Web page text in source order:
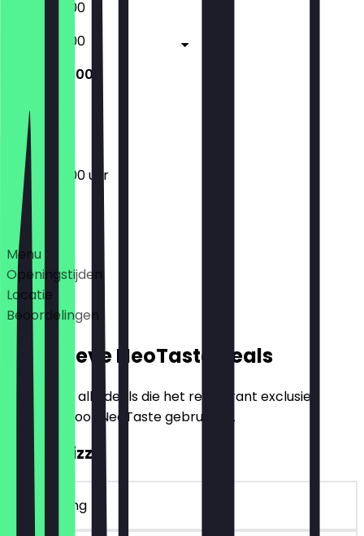
10:00 - 20:00
10:00 - 20:00
10:00 - 20:00
Gesloten
10:00 - 20:00 uur
Deals
Menu
Openingstijden
Locatie
Beoordelingen
Exclusieve NeoTaste Deals
Hier vind je alle deals die het restaurant exclusief
aanbiedt voor NeoTaste gebruikers.
2voor1 Pizza
~€ 4 korting